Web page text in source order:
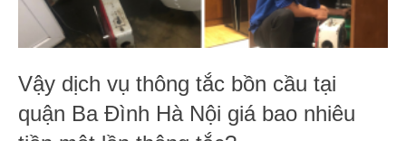
Vậy dịch vụ thông tắc bồn cầu tại
quận Ba Đình Hà Nội giá bao nhiêu